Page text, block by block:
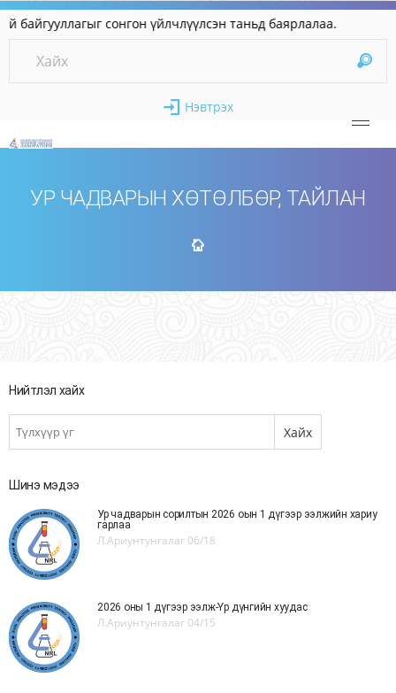
сонгон үйлчлүүлсэн таньд
Нэвтрэх
УР ЧАДВАРЫН ХӨТӨЛБӨР, ТАЙЛАН
Нийтлэл хайх
Шинэ мэдээ
Ур чадварын сорилтын 2026 оын 1 дүгээр ээлжийн хариу
гарлаа
Л.Ариунтунгалаг 06/18
2026 оны 1 дүгээр ээлж-Үр дүнгийн хуудас
Л.Ариунтунгалаг 04/15